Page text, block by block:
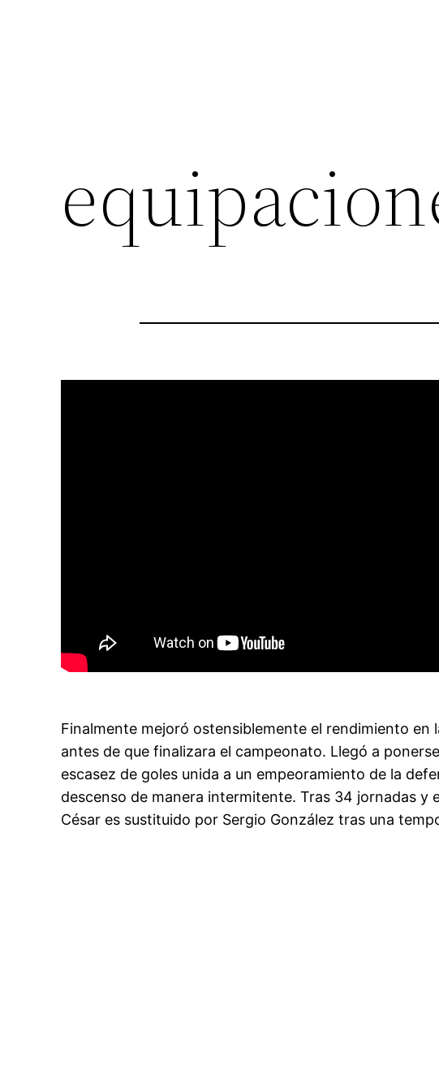
Finalmente mejoró ostensiblemente el rendimiento
antes de que finalizara el campeonato. Llegó a
escasez de goles unida a un empeoramiento de la
descenso de manera intermitente. Tras 34 jornadas y
César es sustituido por Sergio González tras una